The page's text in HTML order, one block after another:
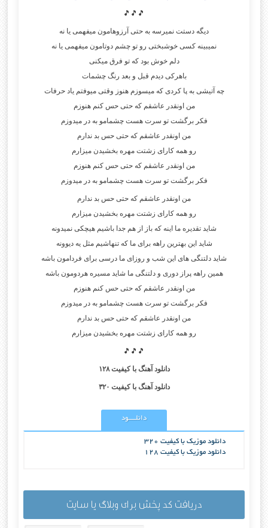
🎵🎵🎵
دیگه دستت نمیرسه به حتی آرزوهامون میفهمی یا نه
نمیبینه کسی خوشبختی رو تو چشم دوتامون میفهمی یا نه
دلم خوش بود که تو فرق میکنی
باهرکی دیدم قبل و بعد رنگ چشمات
چه آتیشی به پا کردی که میسوزم هنوز وقتی میوفتم یاد حرفات
من اونقدر عاشقم که حتی حس کنم هنوزم
فکر برگشت تو سرت هست چشمامو به در میدوزم
من اونقدر عاشقم که حتی حس بد ندارم
رو همه کارای زشتت مهره بخشیدن میزارم
من اونقدر عاشقم که حتی حس کنم هنوزم
فکر برگشت تو سرت هست چشمامو به در میدوزم
من اونقدر عاشقم که حتی حس بد ندارم
رو همه کارای زشتت مهره بخشیدن میزارم
شاید تقدیره ما اینه که باز از هم جدا باشیم هیچکی نمیدونه
شاید این بهترین راهه برای ما که تنهاشیم مثل یه دیوونه
شاید دلتنگی های این شب و روزای ما درسی برای فردامون باشه
همین راهه پراز دوری و دلتنگی ما شاید مسیره هردومون باشه
من اونقدر عاشقم که حتی حس کنم هنوزم
فکر برگشت تو سرت هست چشمامو به در میدوزم
من اونقدر عاشقم که حتی حس بد ندارم
رو همه کارای زشتت مهره بخشیدن میزارم
🎵🎵🎵
دانلود آهنگ با کیفیت ۱۲۸
دانلود آهنگ با کیفیت ۳۲۰
دانلــــود
دانلود موزیک با کیفیت 320
دانلود موزیک با کیفیت 128
دریافت کد پخش برای وبلاگ یا سایت